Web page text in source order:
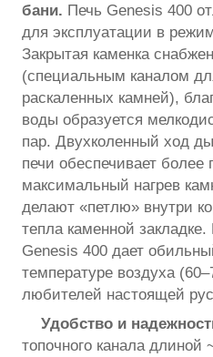
бани. Печь Genesis 400
для эксплуатации в
Закрытая каменка
(специальным каналом
раскаленных камней),
воды образуется
пар. Двухколенный ход
печи обеспечивает более
максимальный нагрев
делают «петлю» внутри
тепла каменной закладке.
Genesis 400 дает
температуре воздуха
любителей настоящей
Удобство и
топочного канала длиной